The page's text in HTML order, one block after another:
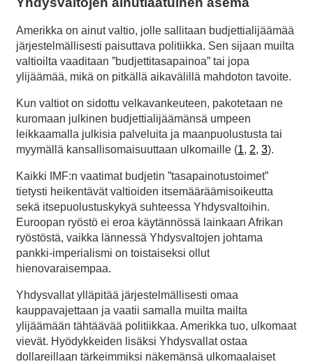
Amerikka on ainut valtio, jolle sallitaan budjettialijäämää
järjestelmällisesti paisuttava politiikka. Sen sijaan muilta
valtioilta vaaditaan ”budjettitasapainoa” tai jopa
ylijäämää, mikä on pitkällä aikavälillä mahdoton tavoite.
Kun valtiot on sidottu velkavankeuteen, pakotetaan ne
kuromaan julkinen budjettialijäämänsä umpeen
leikkaamalla julkisia palveluita ja maanpuolustusta tai
myymällä kansallisomaisuuttaan ulkomaille (1, 2, 3).
Kaikki IMF:n vaatimat budjetin ”tasapainotustoimet”
tietysti heikentävät valtioiden itsemääräämisoikeutta
sekä itsepuolustuskykyä suhteessa Yhdysvaltoihin.
Euroopan ryöstö ei eroa käytännössä lainkaan Afrikan
ryöstöstä, vaikka lännessä Yhdysvaltojen johtama
pankki-imperialismi on toistaiseksi ollut
hienovaraisempaa.
Yhdysvallat ylläpitää järjestelmällisesti omaa
kauppavajettaan ja vaatii samalla muilta mailta
ylijäämään tähtäävää politiikkaa. Amerikka tuo, ulkomaat
vievät. Hyödykkeiden lisäksi Yhdysvallat ostaa
dollareillaan tärkeimmiksi näkemänsä ulkomaalaiset